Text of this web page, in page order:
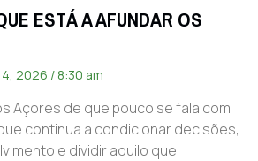
ESTÁ A AFUNDAR OS
4, 2026 8:30 am
Açores de que pouco se fala com
continua a condicionar decisões,
e dividir aquilo que